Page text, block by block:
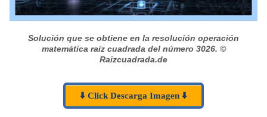
Solución que se obtiene en la resolución operación
matemática raíz cuadrada del número 3026. ©
Raizcuadrada.de
⬇️ Click Descarga Imagen ⬇️